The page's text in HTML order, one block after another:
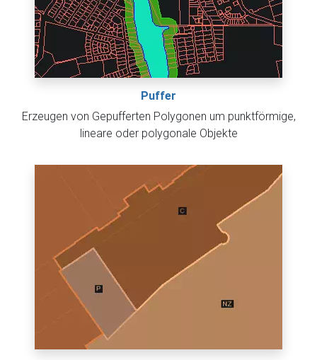
Puffer
Erzeugen von Gepufferten Polygonen um punktförmige,
lineare oder polygonale Objekte